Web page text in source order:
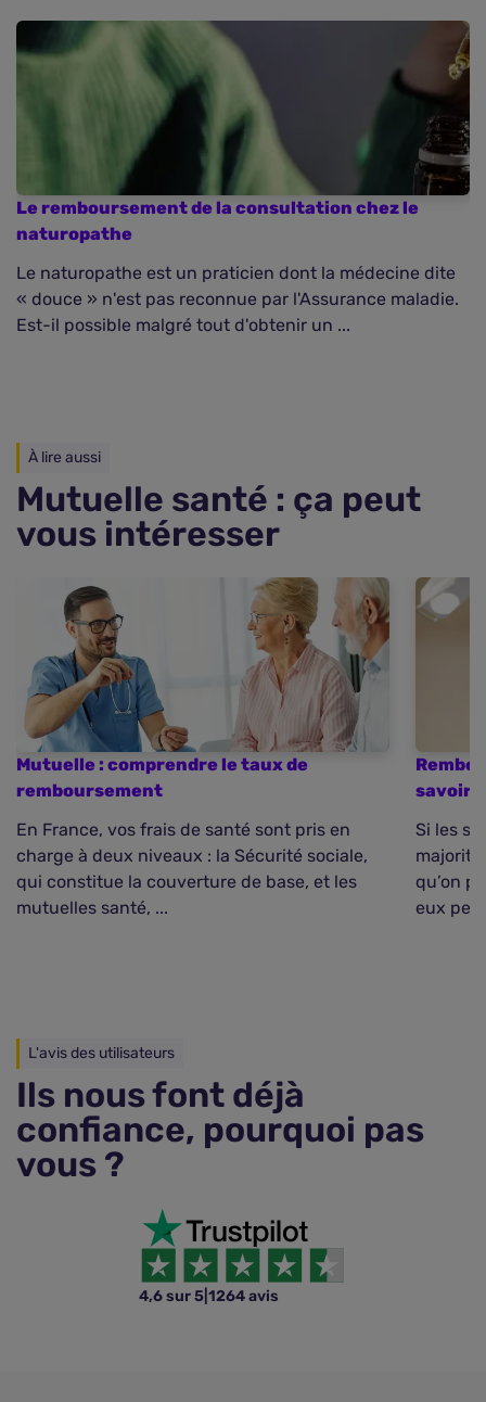
Le remboursement de la consultation chez le
naturopathe
Le naturopathe est un praticien dont la médecine dite
« douce » n'est pas reconnue par l'Assurance maladie.
Est-il possible malgré tout d'obtenir un ...
À lire aussi
Mutuelle santé : ça peut
vous intéresser
Mutuelle : comprendre le taux de
remboursement
En France, vos frais de santé sont pris en
charge à deux niveaux : la Sécurité sociale,
qui constitue la couverture de base, et les
mutuelles santé, ...
savoir
Si les
qu’on
eux
L'avis des utilisateurs
Ils nous font déjà
confiance, pourquoi pas
vous ?
4,6 sur 5 1264 avis